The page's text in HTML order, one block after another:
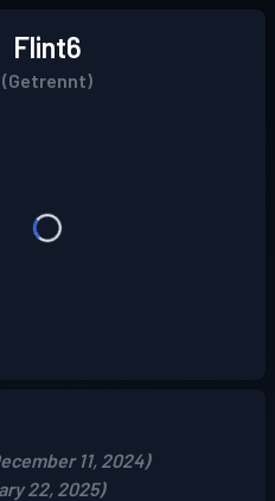
Flint6
(Getrennt)
11, 2024)
22, 2025)